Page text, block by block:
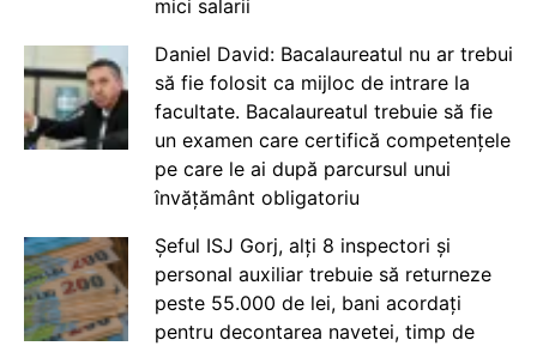
mici salarii
Daniel David: Bacalaureatul nu ar trebui
să fie folosit ca mijloc de intrare la
facultate. Bacalaureatul trebuie să fie
un examen care certifică competențele
pe care le ai după parcursul unui
învățământ obligatoriu
Șeful ISJ Gorj, alți 8 inspectori și
personal auxiliar trebuie să returneze
peste 55.000 de lei, bani acordați
pentru decontarea navetei, timp de